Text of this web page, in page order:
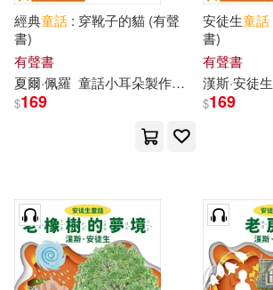
經典童話 : 穿靴子的貓 (有聲
書)
有聲書
夏爾·佩羅 童話小耳朵製作團隊
$169
安徒生童話
書)
有聲書
漢斯·安徒生
$169